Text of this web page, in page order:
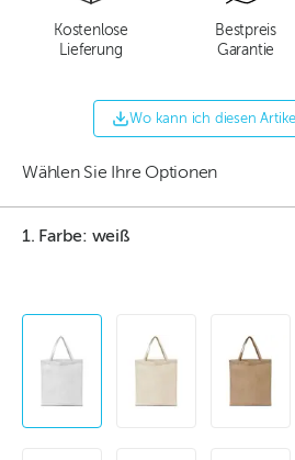
Kostenlose
Lieferung
Bestpreis
Garantie
Wo kann ich diesen
Wählen Sie Ihre Optionen
1. Farbe: weiß